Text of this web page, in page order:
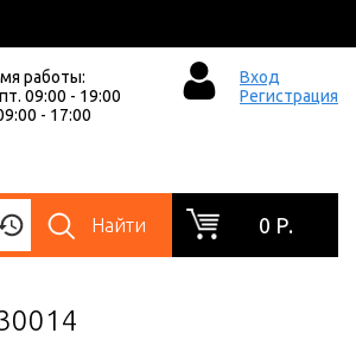
работы:
09:00 - 19:00
- 17:00
Вход
Регистрация
Найти 0 Р.